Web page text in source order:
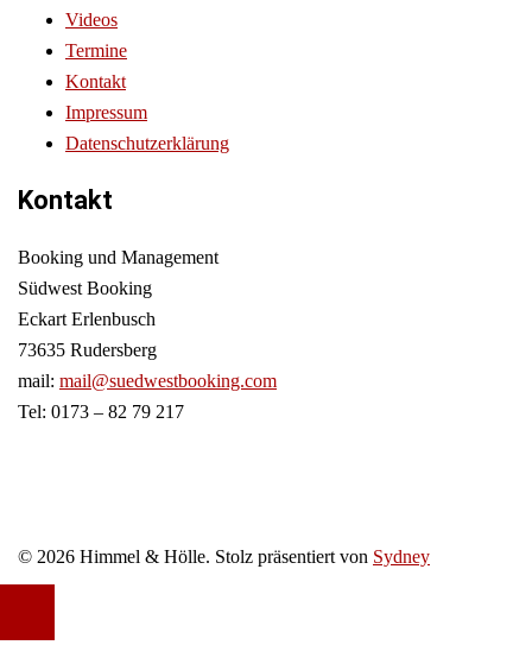
Videos
Termine
Kontakt
Impressum
Datenschutzerklärung
Kontakt
Booking und Management
Südwest Booking
Eckart Erlenbusch
73635 Rudersberg
mail: mail@suedwestbooking.com
Tel: 0173 – 82 79 217
© 2026 Himmel & Hölle. Stolz präsentiert von Sydney